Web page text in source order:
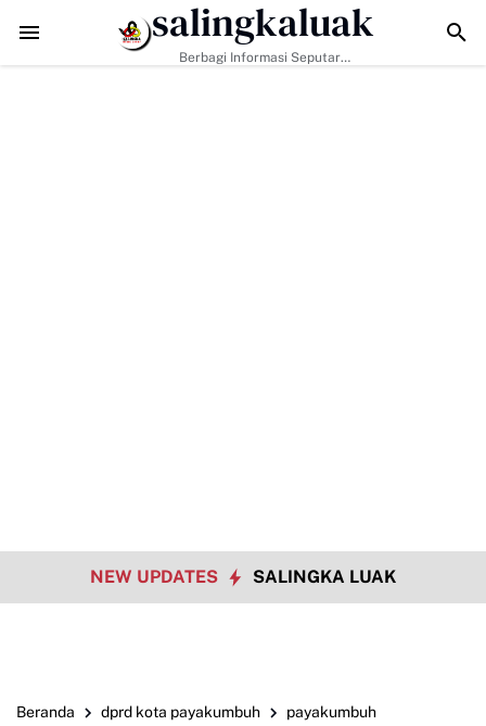
ke-129 Kodim 0306/50 Kota Pacu Pengerasan Jalan, Akses
salingkaluak
Berbagi Informasi Seputar
NEW UPDATES SALINGKA LUAK
Beranda dprd kota payakumbuh payakumbuh